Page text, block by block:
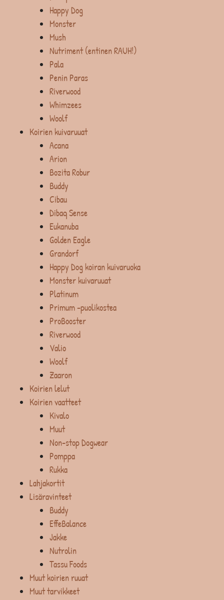
Happy Dog
Monster
Mush
Nutriment (entinen RAUH!)
Pala
Penin Paras
Riverwood
Whimzees
Woolf
Koirien kuivaruuat
Acana
Arion
Bozita Robur
Buddy
Cibau
Dibaq Sense
Eukanuba
Golden Eagle
Grandorf
Happy Dog koiran kuivaruoka
Monster kuivaruuat
Platinum
Primum -puolikostea
ProBooster
Riverwood
Valio
Woolf
Zaaron
Koirien lelut
Koirien vaatteet
Kivalo
Muut
Non-stop Dogwear
Pomppa
Rukka
Lahjakortit
Lisäravinteet
Buddy
EffeBalance
Jakke
Nutrolin
Tassu Foods
Muut koirien ruuat
Muut tarvikkeet